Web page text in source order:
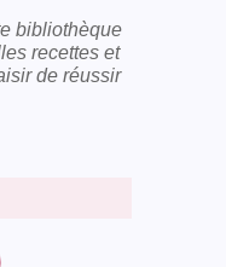
bibliothèque
recettes et
de réussir